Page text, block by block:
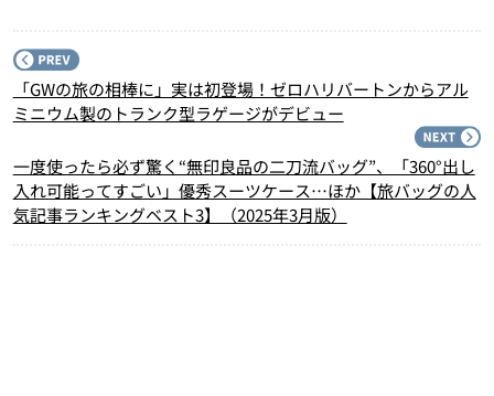
「GWの旅の相棒に」実は初登場！ゼロハリバートンからアル
ミニウム製のトランク型ラゲージがデビュー
一度使ったら必ず驚く“無印良品の二刀流バッグ”、「360°出し
入れ可能ってすごい」優秀スーツケース…ほか【旅バッグの人
気記事ランキングベスト3】（2025年3月版）